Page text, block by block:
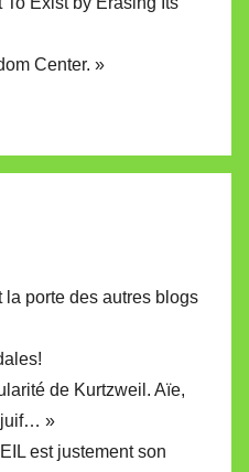
Center. »
porte des autres blogs
de Kurtzweil. Aïe,
juif… »
est justement son